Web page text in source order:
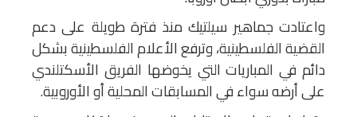
واعتادت جماهير سيلتيك منذ فترة طويلة على دعم
القضية الفلسطينية، وترفع الأعلام الفلسطينية بشكل
دائم في المباريات التي يخوضها الفريق الأسكتلندي
على أرضه سواء في المسابقات المحلية أو الأوروبية.